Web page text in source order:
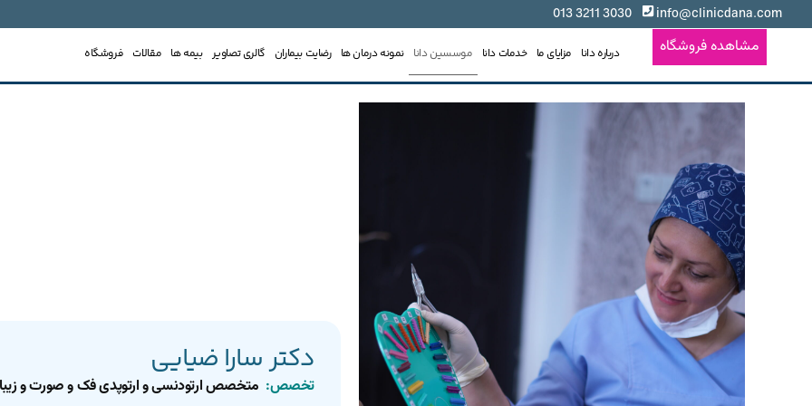
info@clinicdana.com
3030 3211 013
مشاهده فروشگاه درباره دانا مزایای ما خدمات دانا موسسین دانا نمونه درمان ها رضایت بیماران گالری تصاویر بیمه ها مقالات فروشگاه
دکتر سارا ضیایی
تخصص: متخصص ارتودنسی و ارتوپدی فک و صورت و